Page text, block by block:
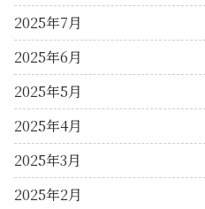
2025年7月
2025年6月
2025年5月
2025年4月
2025年3月
2025年2月